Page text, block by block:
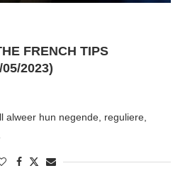
FRENCH TIPS
2023)
alweer hun negende, reguliere,